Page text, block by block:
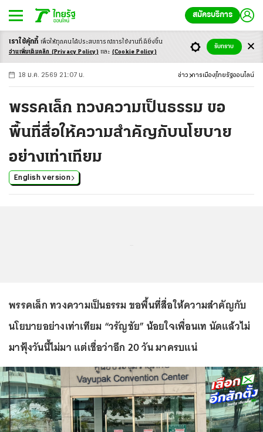
สมัครบริการ
-ก ก ก+
18 ม.ค. 2569 21:07 น. ข่าว การเมือง ไทยรัฐออนไลน์
พรรคเล็ก ทวงความเป็นธรรม ขอ
พื้นที่สื่อให้ความสำคัญกับนโยบาย
อย่างเท่าเทียม
English version
พรรคเล็ก ทวงความเป็นธรรม ขอพื้นที่สื่อให้ความสำคัญกับ
นโยบายอย่างเท่าเทียม “วรัญชัย” น้อยใจเพื่อนเท นัดแล้วไม่
มาฟุ้งวันนี้ไม่มา แต่เชื่อว่าอีก 20 วัน มาครบแน่
เราใช้คุ้กกี้ เพื่อให้ทุกคนได้ประสบการณ์การใช้งานที่ดียิ่งขึ้น
อ่านเพิ่มเติมคลิก (Privacy Policy) และ (Cookie Policy)
รับทราบ